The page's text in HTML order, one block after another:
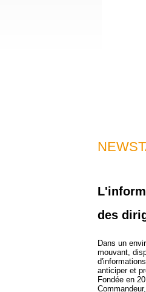
des
Dans un
mouvant,
anticiper et
Fondée en
Commandeur,